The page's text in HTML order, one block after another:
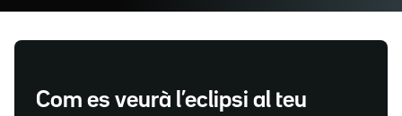
Com es veurà l’eclipsi al teu